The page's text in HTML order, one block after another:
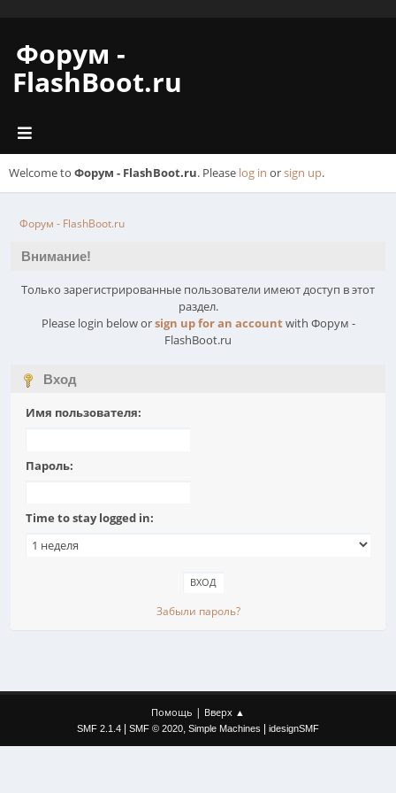
Форум -
FlashBoot.ru
Welcome to Форум - FlashBoot.ru. Please log in orsign up.
Форум - FlashBoot.ru
Внимание!
Только зарегистрированные пользователи имеют доступ в этот
раздел.
Please login below orsign up for an accountwith Форум -
FlashBoot.ru
Вход
Имя пользователя:
Пароль:
Time to stay logged in:
Забыли пароль?
Помощь | Вверх ▲
SMF 2.1.4 SMF © 2020, Simple Machines idesignSMF